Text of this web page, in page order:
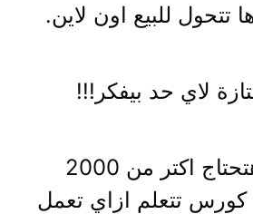
تتحول للبيع اون لاين.
لاي حد بيفكر!!!
هنا انت مش هتحتاج اكتر من 2000
كورس تتعلم ازاي تعمل